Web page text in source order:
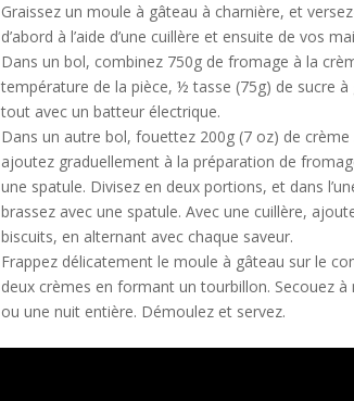
Graissez un moule à gâteau à charnière, et
d’abord à l’aide d’une cuillère et ensuite de vos
Dans un bol, combinez 750g de fromage à la
température de la pièce, ½ tasse (75g) de sucre à
tout avec un batteur électrique.
Dans un autre bol, fouettez 200g (7 oz) de
ajoutez graduellement à la préparation de
une spatule. Divisez en deux portions, et dans
brassez avec une spatule. Avec une cuillère,
biscuits, en alternant avec chaque saveur.
Frappez délicatement le moule à gâteau sur le
deux crèmes en formant un tourbillon. Secouez
ou une nuit entière. Démoulez et servez.